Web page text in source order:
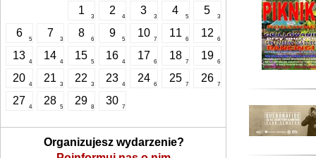
1
3
2
4
3
3
4
5
5
3
6
5
7
3
8
6
9
5
10
7
11
6
12
6
13
4
14
4
15
5
16
4
17
6
18
7
19
6
20
4
21
3
22
3
23
4
24
6
25
7
26
7
27
4
28
5
29
8
30
7
Organizujesz wydarzenie?